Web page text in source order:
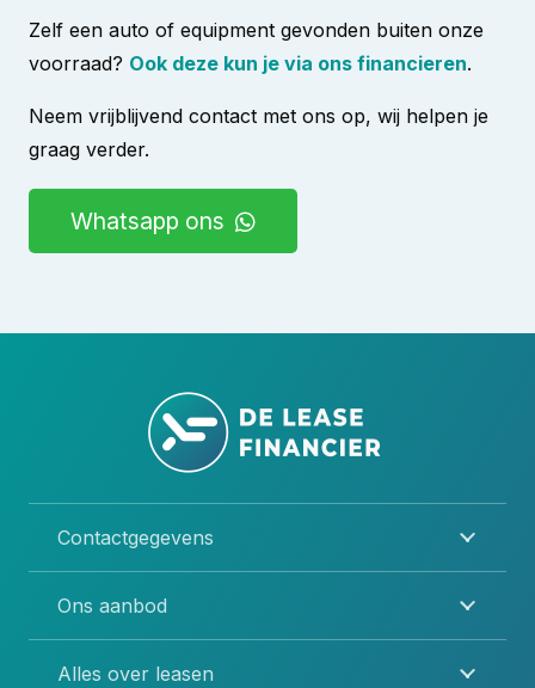
Zelf een auto of equipment gevonden buiten onze
voorraad? Ook deze kun je via ons financieren.
Neem vrijblijvend contact met ons op, wij helpen je
graag verder.
Whatsapp ons
Contactgegevens
Ons aanbod
Alles over leasen